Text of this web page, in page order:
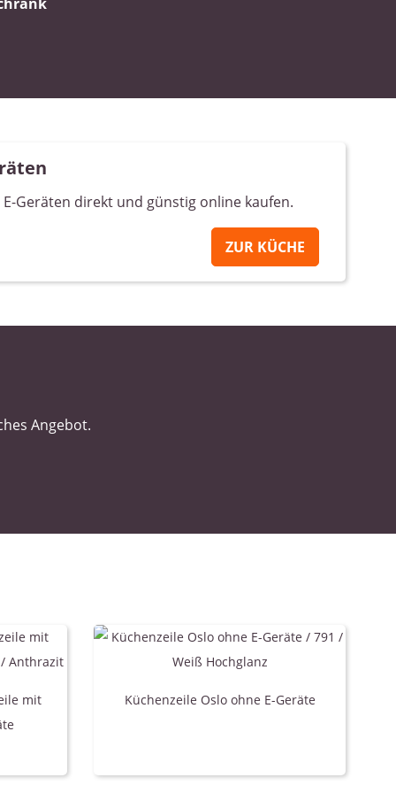
Geräten direkt und günstig online kaufen.
ZUR KÜCHE
Angebot.
mit
Küchenzeile Oslo ohne E-Geräte